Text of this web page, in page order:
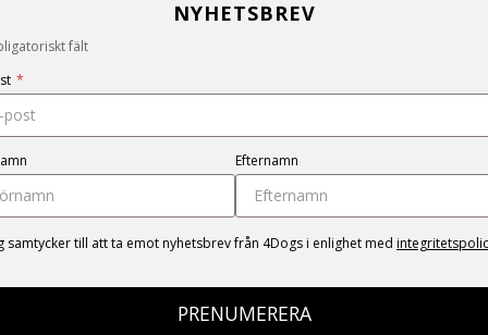
NYHETSBREV
fält
*
Efternamn
samtycker till att ta emot nyhetsbrev från 4Dogs i enlighet med
PRENUMERERA